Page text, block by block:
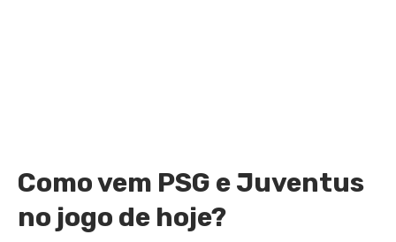
Como vem PSG e Juventus
no jogo de hoje?